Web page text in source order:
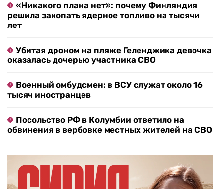
«Никакого плана нет»: почему Финляндия
решила закопать ядерное топливо на тысячи
лет
Убитая дроном на пляже Геленджика девочка
оказалась дочерью участника СВО
Военный омбудсмен: в ВСУ служат около 16
тысяч иностранцев
Посольство РФ в Колумбии ответило на
обвинения в вербовке местных жителей на СВО